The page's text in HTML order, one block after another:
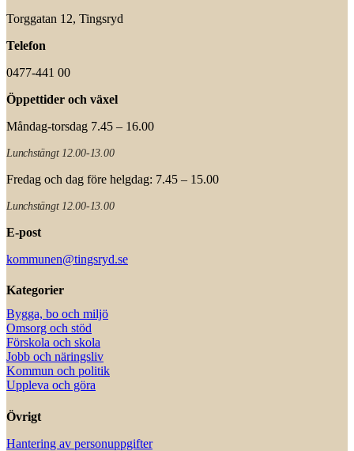
Torggatan 12, Tingsryd
Telefon
0477-441 00
Öppettider och växel
Måndag-torsdag 7.45 – 16.00
Lunchstängt 12.00-13.00
Fredag och dag före helgdag: 7.45 – 15.00
Lunchstängt 12.00-13.00
E-post
kommunen@tingsryd.se
Kategorier
Bygga, bo och miljö
Omsorg och stöd
Förskola och skola
Jobb och näringsliv
Kommun och politik
Uppleva och göra
Övrigt
Hantering av personuppgifter